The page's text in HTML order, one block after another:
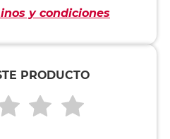
y condiciones
PRODUCTO